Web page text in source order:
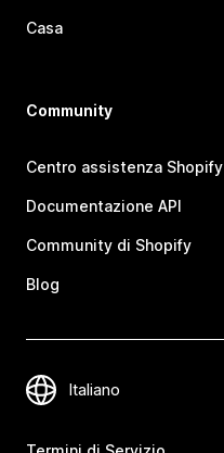
Casa
Community
Centro assistenza Shopify
Documentazione API
Community di Shopify
Blog